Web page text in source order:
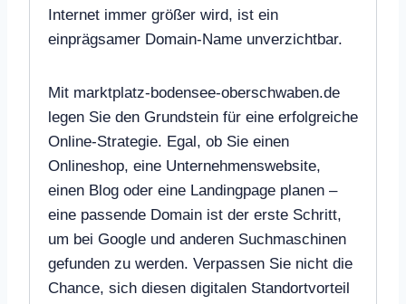
Internet immer größer wird, ist ein
einprägsamer Domain-Name unverzichtbar.
Mit marktplatz-bodensee-oberschwaben.de
legen Sie den Grundstein für eine erfolgreiche
Online-Strategie. Egal, ob Sie einen
Onlineshop, eine Unternehmenswebsite,
einen Blog oder eine Landingpage planen –
eine passende Domain ist der erste Schritt,
um bei Google und anderen Suchmaschinen
gefunden zu werden. Verpassen Sie nicht die
Chance, sich diesen digitalen Standortvorteil